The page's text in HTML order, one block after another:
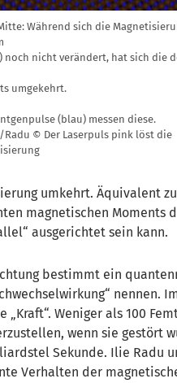
Während sich die
noch nicht verändert, hat sich die
umgekehrt.
(blau) messen diese.
Radu © Der Laserpuls pink löst die
umkehrt. Äquivalent
magnetischen Moments
ausgerichtet sein kann.
bestimmt ein
nennen.
„Kraft“. Weniger als 100
wenn sie gestört
Sekunde. Ilie Radu
Verhalten der